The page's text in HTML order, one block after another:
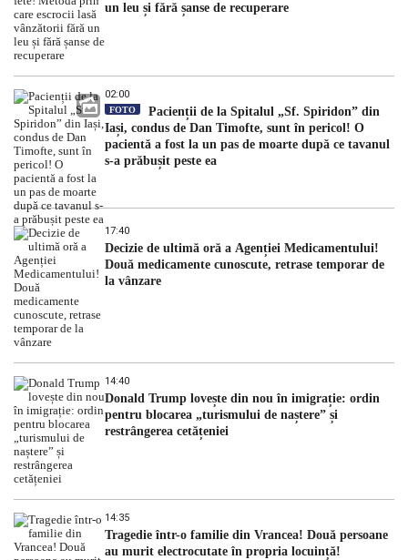
un leu și fără șanse de recuperare
02:00
FOTO
Pacienții de la Spitalul „Sf. Spiridon” din
Iași, condus de Dan Timofte, sunt în pericol! O
pacientă a fost la un pas de moarte după ce tavanul
s-a prăbușit peste ea
17:40
Decizie de ultimă oră a Agenției Medicamentului!
Două medicamente cunoscute, retrase temporar de
la vânzare
14:40
Donald Trump lovește din nou în imigrație: ordin
pentru blocarea „turismului de naștere” și
restrângerea cetățeniei
14:35
Tragedie într-o familie din Vrancea! Două persoane
au murit electrocutate în propria locuință!